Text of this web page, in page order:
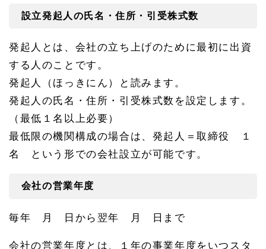
3.
会社
設立
要事
項の
関連
ペー
設立発起人の氏名・住所・引受株式数
発起人とは、会社の立ち上げのために最初に出資
する人のことです。
発起人（ほっきにん）と読みます。
発起人の氏名・住所・引受株式数を設定します。
（最低１名以上必要）
最低限の機関構成の場合は、発起人＝取締役 １
名 という形での会社設立が可能です。
会社の営業年度
毎年 月 日から翌年 月 日まで
会社の営業年度とは、１年の事業年度をいつスタ